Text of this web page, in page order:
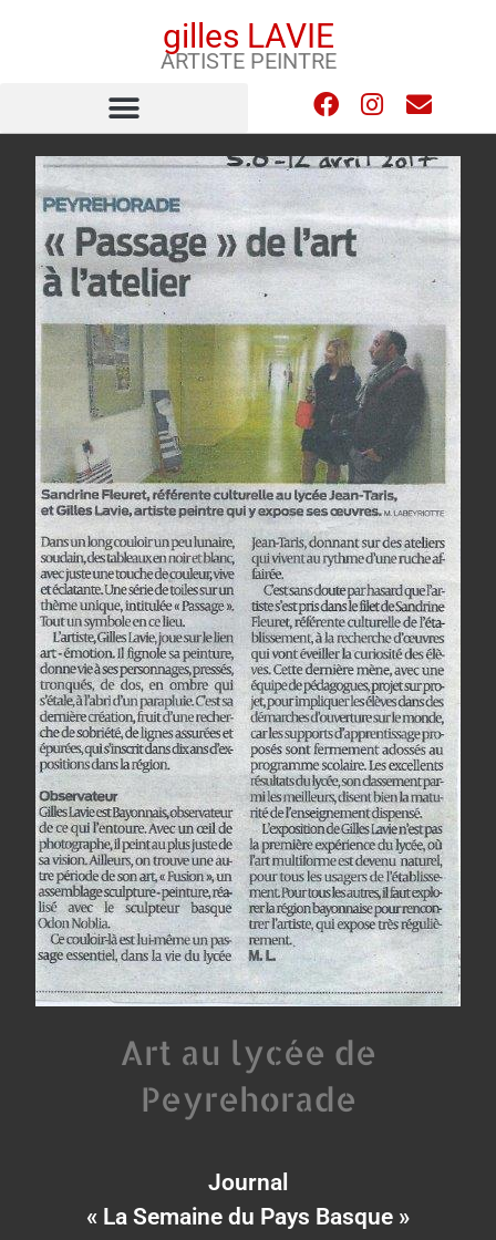
gilles LAVIE
ARTISTE PEINTRE
Art au lycée de
Peyrehorade
Journal
« La Semaine du Pays Basque »